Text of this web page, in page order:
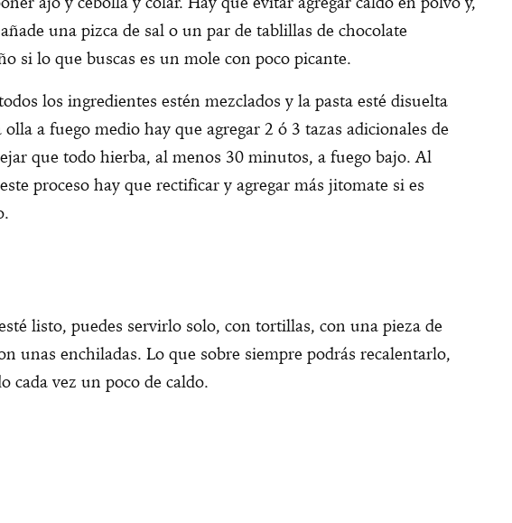
una pizca de sal o un par de tablillas de chocolate
si lo que buscas es un mole con poco picante.
los ingredientes estén mezclados y la pasta esté disuelta
olla a fuego medio hay que agregar 2 ó 3 tazas adicionales de
que todo hierba, al menos 30 minutos, a fuego bajo. Al
proceso hay que rectificar y agregar más jitomate si es
listo, puedes servirlo solo, con tortillas, con una pieza de
unas enchiladas. Lo que sobre siempre podrás recalentarlo,
cada vez un poco de caldo.